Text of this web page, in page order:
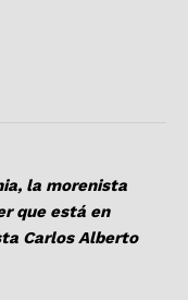
la morenista
que está en
Carlos Alberto